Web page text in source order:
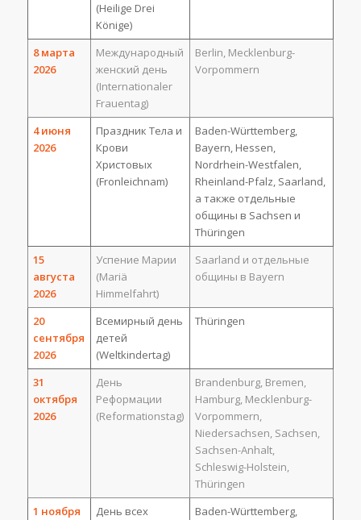
(Heilige Drei
Könige)
8 марта
2026
Международный
женский день
(Internationaler
Frauentag)
Berlin, Mecklenburg-
Vorpommern
4 июня
2026
Праздник Тела и
Крови
Христовых
(Fronleichnam)
Baden-Württemberg,
Bayern, Hessen,
Nordrhein-Westfalen,
Rheinland-Pfalz, Saarland,
а также отдельные
общины в Sachsen и
Thüringen
15
августа
2026
Успение Марии
(Mariä
Himmelfahrt)
Saarland и отдельные
общины в Bayern
20
сентября
2026
Всемирный день
детей
(Weltkindertag)
Thüringen
31
октября
2026
День
Реформации
(Reformationstag)
Brandenburg, Bremen,
Hamburg, Mecklenburg-
Vorpommern,
Niedersachsen, Sachsen,
Sachsen-Anhalt,
Schleswig-Holstein,
Thüringen
1 ноября
День всех
Baden-Württemberg,